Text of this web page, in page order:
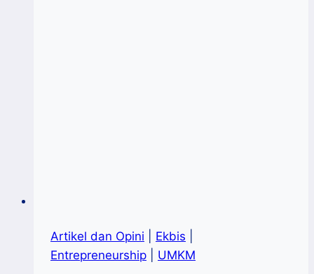
Artikel dan Opini Ekbis
Entrepreneurship
UMKM